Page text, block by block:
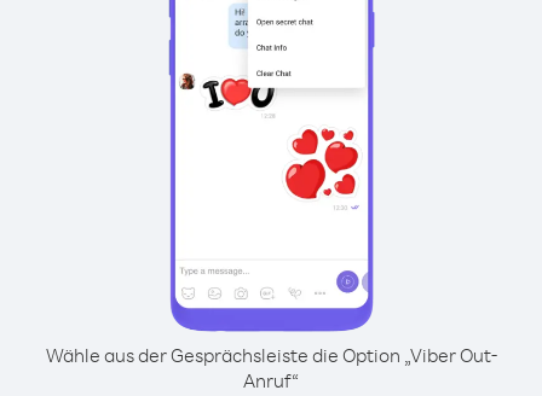
Wähle aus der Gesprächsleiste die Option „Viber Out-
Anruf“